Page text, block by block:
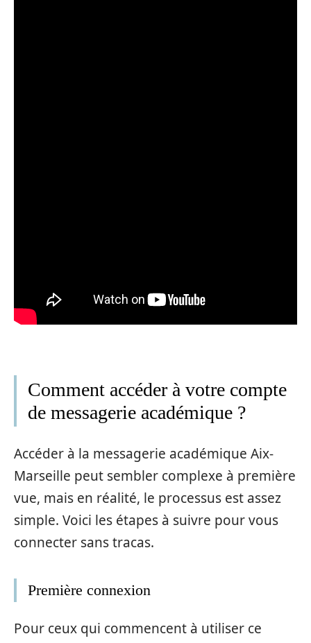
Comment accéder à votre compte
de messagerie académique ?
Accéder à la messagerie académique Aix-
Marseille peut sembler complexe à première
vue, mais en réalité, le processus est assez
simple. Voici les étapes à suivre pour vous
connecter sans tracas.
Première connexion
Pour ceux qui commencent à utiliser ce